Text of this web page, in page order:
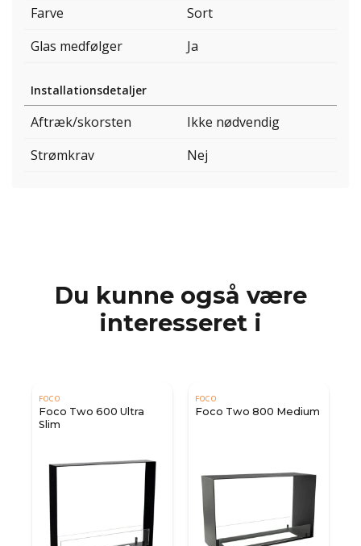
Farve
Sort
Glas medfølger
Ja
Installationsdetaljer
Aftræk/skorsten
Ikke nødvendig
Strømkrav
Nej
Du kunne også være
interesseret i
FOCO
Foco Two 600 Ultra
Slim
FOCO
Foco Two 800 Medium